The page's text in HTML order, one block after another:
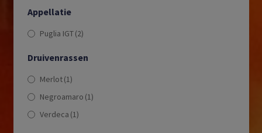
Appellatie
Puglia IGT(2)
Druivenrassen
Merlot(1)
Negroamaro (1)
Verdeca (1)